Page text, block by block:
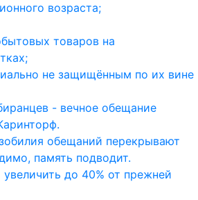
возраста;
товаров на
не защищённым по их вине
- вечное обещание
обещаний перекрывают
память подводит.
до 40% от прежней